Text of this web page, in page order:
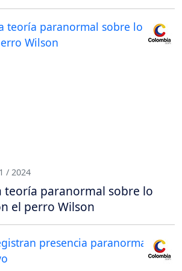
/ 2024
teoría paranormal sobre lo
el perro Wilson